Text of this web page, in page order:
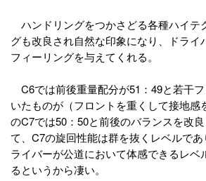
ハンドリングをつかさどる各種ハイテ
グも改良され自然な印象になり、ドライ
フィーリングを与えてくれる。
C6では前後重量配分が51：49と若干
いたものが（フロントを重くして接地感
のC7では50：50と前後のバランスを改
て、C7の旋回性能は群を抜くレベルで
ライバーが公道において体感できるレベ
るというから凄い。